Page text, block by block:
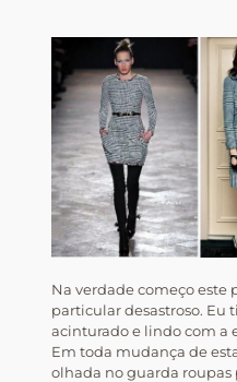
Na verdade começo este
particular desastroso. Eu
acinturado e lindo com a
Em toda mudança de
olhada no guarda roupas